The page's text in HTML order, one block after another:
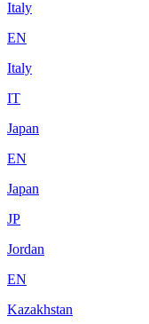
Italy
EN
Italy
IT
Japan
EN
Japan
JP
Jordan
EN
Kazakhstan